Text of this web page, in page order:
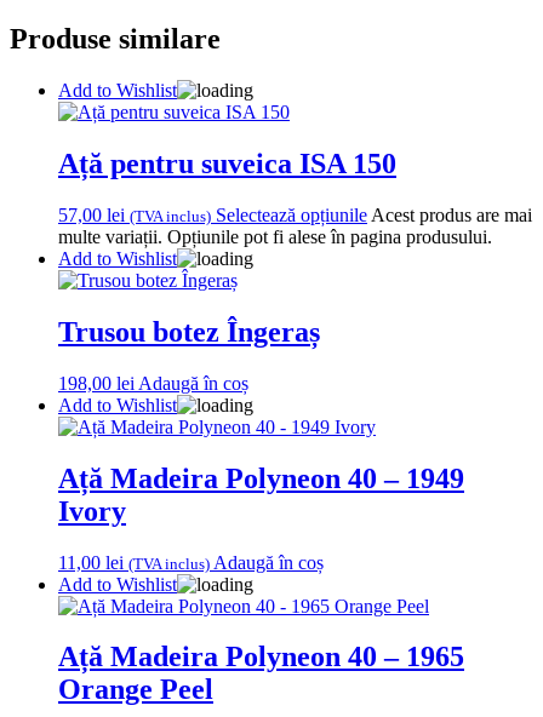
Produse similare
Add to Wishlist
Ață pentru suveica ISA 150
57,00 lei (TVA inclus) Selectează opțiunile Acest produs are mai
multe variații. Opțiunile pot fi alese în pagina produsului.
Add to Wishlist
Trusou botez Îngeraș
198,00 lei Adaugă în coș
Add to Wishlist
Ață Madeira Polyneon 40 – 1949
Ivory
11,00 lei (TVA inclus) Adaugă în coș
Add to Wishlist
Ață Madeira Polyneon 40 – 1965
Orange Peel